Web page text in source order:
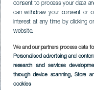
consent to process your data
can withdraw your consent or
interest at any time by clicking
website.
We and our partners process data
Personalised advertising and
research and services
through device scanning, Store
cookies